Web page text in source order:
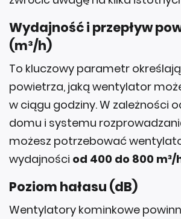
Wydajność i przepływ
(m³/h)
To kluczowy parametr
powietrza, jaką wentylator
w ciągu godziny. W zależności
domu i systemu
możesz potrzebować
wydajności od 400 do 800 m³/
Poziom hałasu (dB)
Wentylatory kominkowe